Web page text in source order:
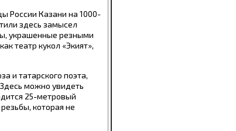
России Казани на 1000-
здесь замысел
украшенные резными
театр кукол «Экият»,
и татарского поэта,
можно увидеть
25-метровый
которая не